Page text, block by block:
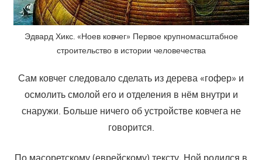
Эдвард Хикс. «Ноев ковчег» Первое крупномасштабное
строительство в истории человечества
Сам ковчег следовало сделать из дерева «гофер» и
осмолить смолой его и отделения в нём внутри и
снаружи. Больше ничего об устройстве ковчега не
говорится.
По масоретскому (еврейскому) тексту, Ной родился в